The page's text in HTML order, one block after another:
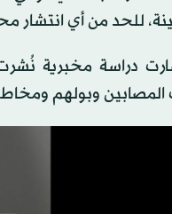
للحد من أي انتشار
دراسة مخبرية
وبولهم